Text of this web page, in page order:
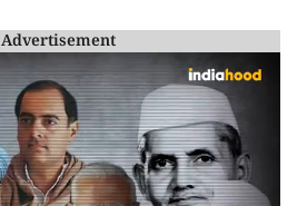
Advertisement